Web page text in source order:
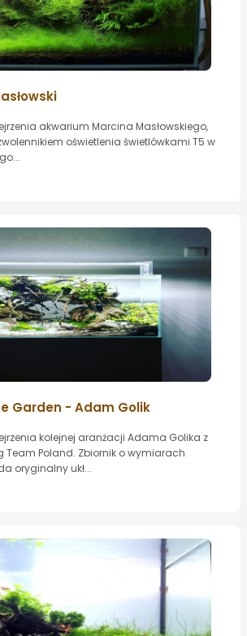
akwarium Marcina Masłowskiego,
oświetlenia świetlówkami T5 w
Garden - Adam Golik
kolejnej aranżacji Adama Golika z
Poland. Zbiornik o wymiarach
oryginalny ukł...